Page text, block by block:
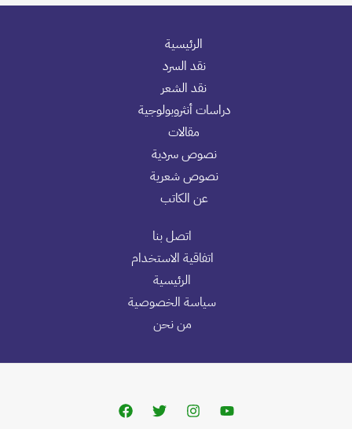
الرئيسية
نقد السرد
نقد الشعر
دراسات أنثروبولوجية
مقالات
نصوص سردية
نصوص شعرية
عن الكاتب
اتصل بنا
اتفاقية الاستخدام
الرئيسية
سياسة الخصوصية
من نحن